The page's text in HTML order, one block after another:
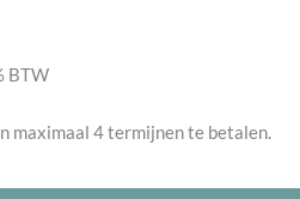
BTW
maximaal 4 termijnen te betalen.